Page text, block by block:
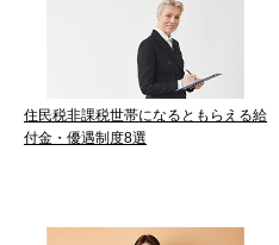
住民税非課税世帯になるともらえる給
付金・優遇制度8選